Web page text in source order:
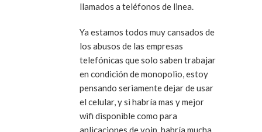
llamados a teléfonos de linea.
Ya estamos todos muy cansados de
los abusos de las empresas
telefónicas que solo saben trabajar
en condición de monopolio, estoy
pensando seriamente dejar de usar
el celular, y si habría mas y mejor
wifi disponible como para
aplicaciones de voip, habría mucha